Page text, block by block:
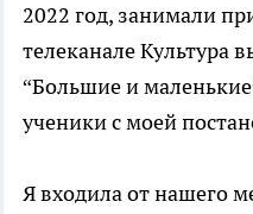
2022 год, занимали
телеканале Культура
“Большие и
ученики с моей
Я входила от нашего